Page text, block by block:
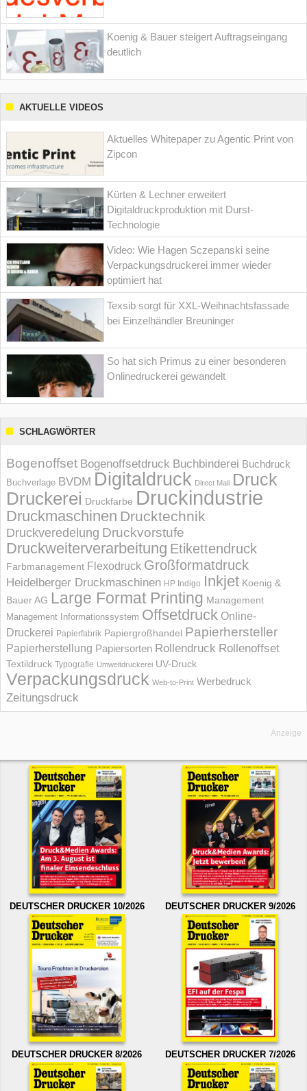
Koenig & Bauer steigert Auftragseingang
deutlich
AKTUELLE VIDEOS
Aktuelles Whitepaper zu Agentic Print von
Zipcon
Kürten & Lechner erweitert
Digitaldruckproduktion mit Durst-
Technologie
Video: Wie Hagen Sczepanski seine
Verpackungsdruckerei immer wieder
optimiert hat
Texsib sorgt für XXL-Weihnachtsfassade
bei Einzelhändler Breuninger
So hat sich Primus zu einer besonderen
Onlinedruckerei gewandelt
SCHLAGWÖRTER
Bogenoffset Bogenoffsetdruck Buchbinderei Buchdruck
Buchverlage BVDM Digitaldruck Direct Mail Druck
Druckerei Druckfarbe Druckindustrie
Druckmaschinen Drucktechnik
Druckveredelung Druckvorstufe
Druckweiterverarbeitung Etikettendruck
Farbmanagement Flexodruck Großformatdruck
Heidelberger Druckmaschinen HP Indigo Inkjet Koenig &
Bauer AG Large Format Printing Management
Management Informations­system Offsetdruck Online-
Druckerei Papierfabrik Papiergroßhandel Papierhersteller
Papierherstellung Papiersorten Rollendruck Rollenoffset
Textildruck Typografie Umweltdruckerei UV-Druck
Verpackungsdruck Web-to-Print Werbedruck
Zeitungsdruck
Anzeige
DEUTSCHER DRUCKER 10/2026 DEUTSCHER DRUCKER 9/2026
DEUTSCHER DRUCKER 8/2026 DEUTSCHER DRUCKER 7/2026